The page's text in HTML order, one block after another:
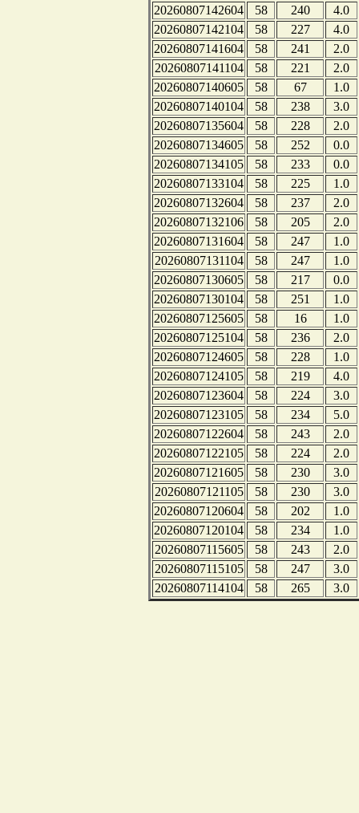
20260807142604
58 240
4.0
20260807142104
58 227
4.0
20260807141604
58 241
2.0
20260807141104
58 221
2.0
20260807140605
58 67
1.0
20260807140104
58 238
3.0
20260807135604
58 228
2.0
20260807134605
58 252
0.0
20260807134105
58 233
0.0
20260807133104
58 225
1.0
20260807132604
58 237
2.0
20260807132106
58 205
2.0
20260807131604
58 247
1.0
20260807131104
58 247
1.0
20260807130605
58 217
0.0
20260807130104
58 251
1.0
20260807125605
58 16
1.0
20260807125104
58 236
2.0
20260807124605
58 228
1.0
20260807124105
58 219
4.0
20260807123604
58 224
3.0
20260807123105
58 234
5.0
20260807122604
58 243
2.0
20260807122105
58 224
2.0
20260807121605
58 230
3.0
20260807121105
58 230
3.0
20260807120604
58 202
1.0
20260807120104
58 234
1.0
20260807115605
58 243
2.0
20260807115105
58 247
3.0
20260807114104
58 265 3.0